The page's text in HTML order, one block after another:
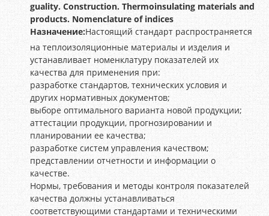
guality. Construction. Thermoinsulating materials and
products. Nomenclature of indices
Назначение:Настоящий стандарт распространяется
на теплоизоляционные материалы и изделия и
устанавливает номенклатуру показателей их
качества для применения при:
разработке стандартов, технических условия и
других нормативных документов;
выборе оптимального варианта новой продукции;
аттестации продукции, прогнозировании и
планировании ее качества;
разработке систем управления качеством;
представлении отчетности и информации о
качестве.
Нормы, требования и методы контроля показателей
качества должны устанавливаться
соответствующими стандартами и техническими